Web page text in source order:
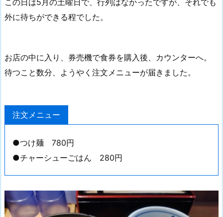
この日は5月の土曜日で、行列はなかったですが、それでも
外に待ちができる程でした。
お店の中に入り、券売機で食券を購入後、カウンターへ。
待つこと数分、ようやく注文メニューが届きました。
注文メニュー
●つけ麺 780円
●チャーシューごはん 280円